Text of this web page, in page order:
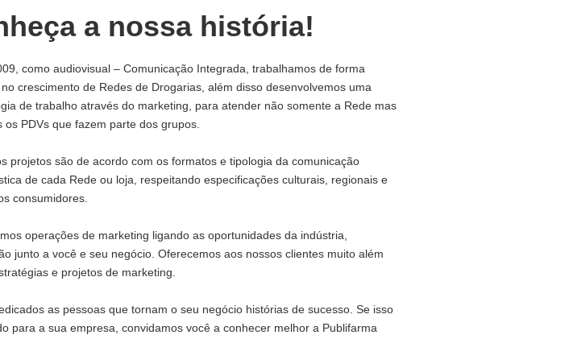
a nossa história!
como audiovisual – Comunicação Integrada, trabalhamos de forma
crescimento de Redes de Drogarias, além disso desenvolvemos uma
de trabalho através do marketing, para atender não somente a Rede mas
os PDVs que fazem parte dos grupos.
projetos são de acordo com os formatos e tipologia da comunicação
de cada Rede ou loja, respeitando especificações culturais, regionais e
consumidores.
operações de marketing ligando as oportunidades da indústria,
junto a você e seu negócio. Oferecemos aos nossos clientes muito além
e projetos de marketing.
as pessoas que tornam o seu negócio histórias de sucesso. Se isso
para a sua empresa, convidamos você a conhecer melhor a Publifarma